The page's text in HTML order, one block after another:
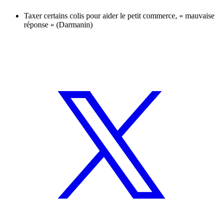
Taxer certains colis pour aider le petit commerce, « mauvaise
réponse » (Darmanin)